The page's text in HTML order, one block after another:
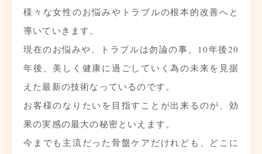
様々な女性のお悩みやトラブルの根本的改善へと
導いていきます。
現在のお悩みや、トラブルは勿論の事、10年後20
年後、美しく健康に過ごしていく為の未来を見据
えた最新の技術なっているのです。
お客様のなりたいを目指すことが出来るのが、効
果の実感の最大の秘密といえます。
今までも主流だった骨盤ケアだけれども、どこに